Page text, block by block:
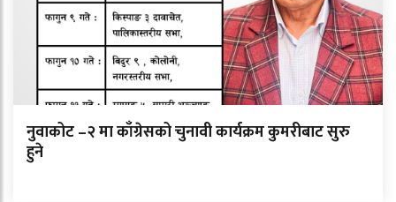
नुवाकोट –२ मा काँग्रेसको चुनावी कार्यक्रम कुमरीबाट सुरु
हुने